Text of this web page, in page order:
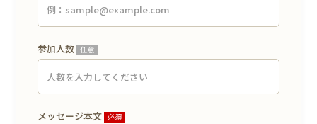
参加人数 任意
メッセージ本文 必須